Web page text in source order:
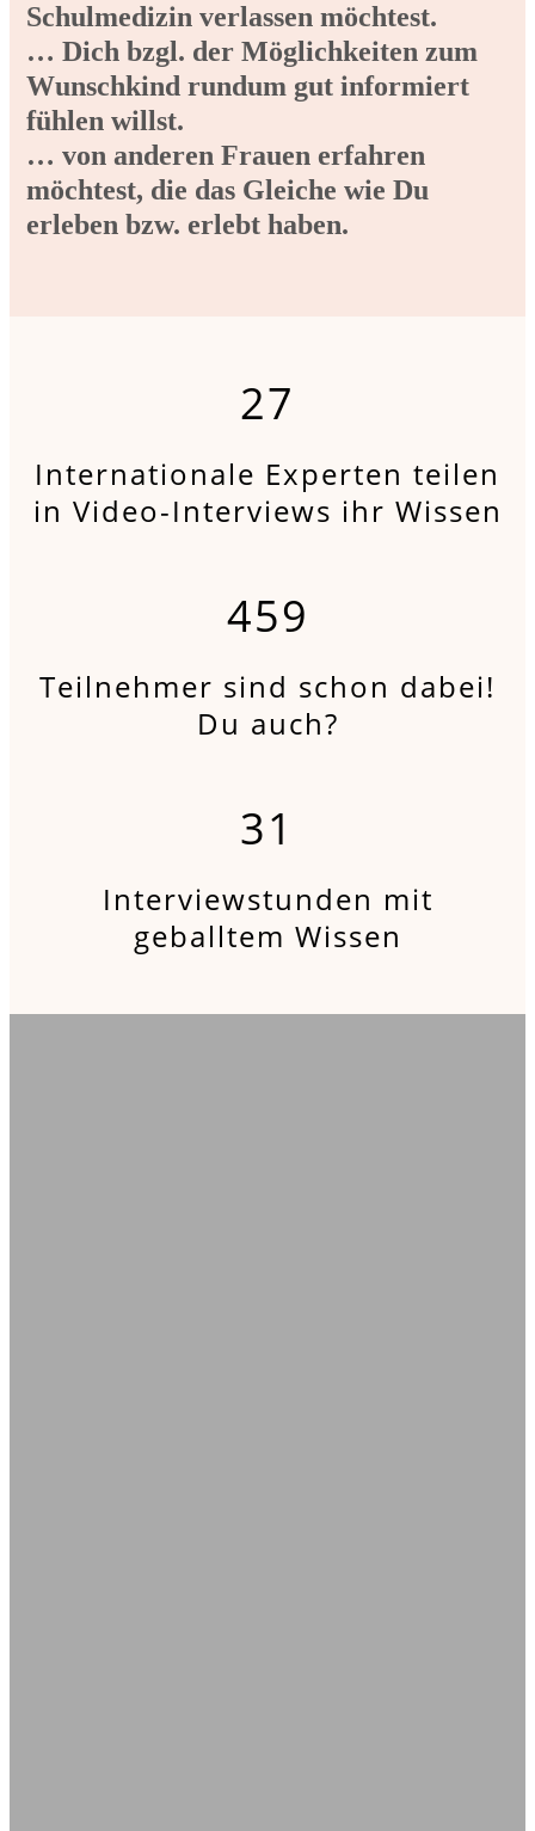
Schulmedizin verlassen möchtest.
… Dich bzgl. der Möglichkeiten zum
Wunschkind rundum gut informiert
fühlen willst.
… von anderen Frauen erfahren
möchtest, die das Gleiche wie Du
erleben bzw. erlebt haben.
27
Internationale Experten teilen
in Video-Interviews ihr Wissen
459
Teilnehmer sind schon dabei!
Du auch?
31
Interviewstunden mit
geballtem Wissen